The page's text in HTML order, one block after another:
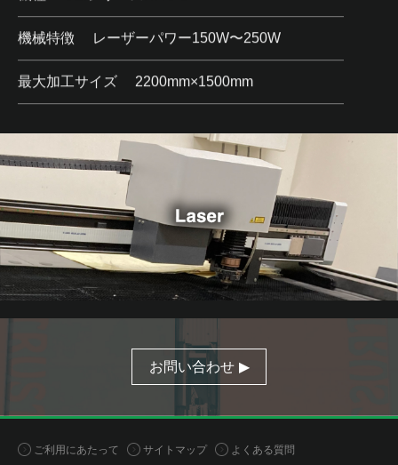
機械特徴 レーザーパワー150W〜250W
最大加工サイズ 2200mm×1500mm
お問い合わせ
ご利用にあたって サイトマップ よくある質問